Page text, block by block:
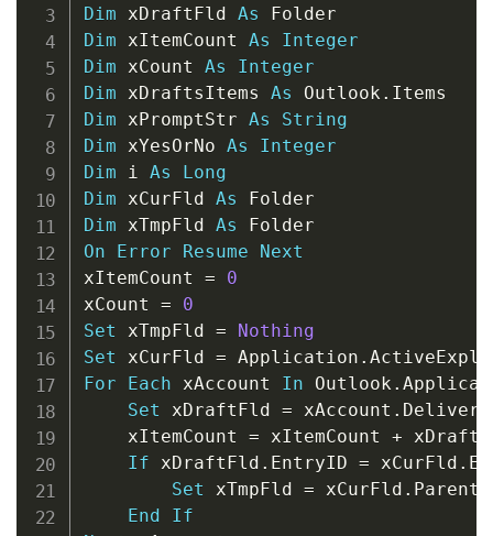
Dim xDraftFld As
Dim xItemCount As
Integer
Dim xCount As
Integer
Dim xDraftsItems As Outlook .
Dim xPromptStr As
String
Dim xYesOrNo As
Integer
Dim i As
Long
Dim xCurFld As
Dim xTmpFld As
On
Error Resume
Next
xItemCount =
0
xCount =
0
Set xTmpFld =
Nothing
Set xCurFld = Application .
For
Each xAccount In Outlook .
Set xDraftFld = xAccount .
    xItemCount
= xItemCount +
If xDraftFld . EntryID = xCurFld .
Set xTmpFld = xCurFld . Parent
End
If